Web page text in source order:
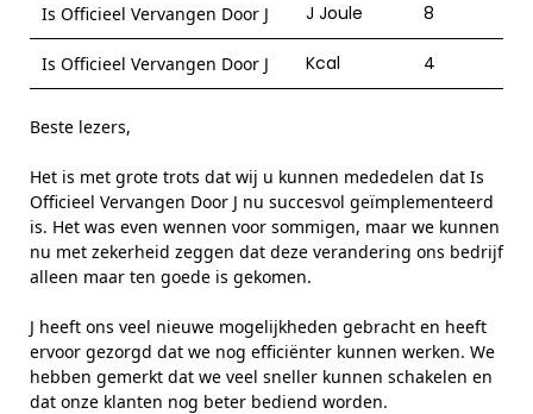
Is Officieel Vervangen Door J J Joule 8
Is Officieel Vervangen Door J Kcal 4
Beste lezers,
Het is met grote trots dat wij u kunnen mededelen dat Is
Officieel Vervangen Door J nu succesvol geïmplementeerd
is. Het was even wennen voor sommigen, maar we kunnen
nu met zekerheid zeggen dat deze verandering ons bedrijf
alleen maar ten goede is gekomen.
J heeft ons veel nieuwe mogelijkheden gebracht en heeft
ervoor gezorgd dat we nog efficiënter kunnen werken. We
hebben gemerkt dat we veel sneller kunnen schakelen en
dat onze klanten nog beter bediend worden.